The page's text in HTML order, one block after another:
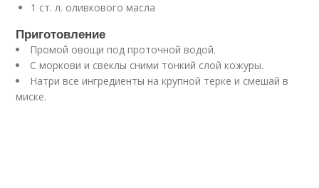
1 ст. л. оливкового масла
Приготовление
Промой овощи под проточной водой.
С моркови и свеклы сними тонкий слой кожуры.
Натри все ингредиенты на крупной терке и смешай в
миске.